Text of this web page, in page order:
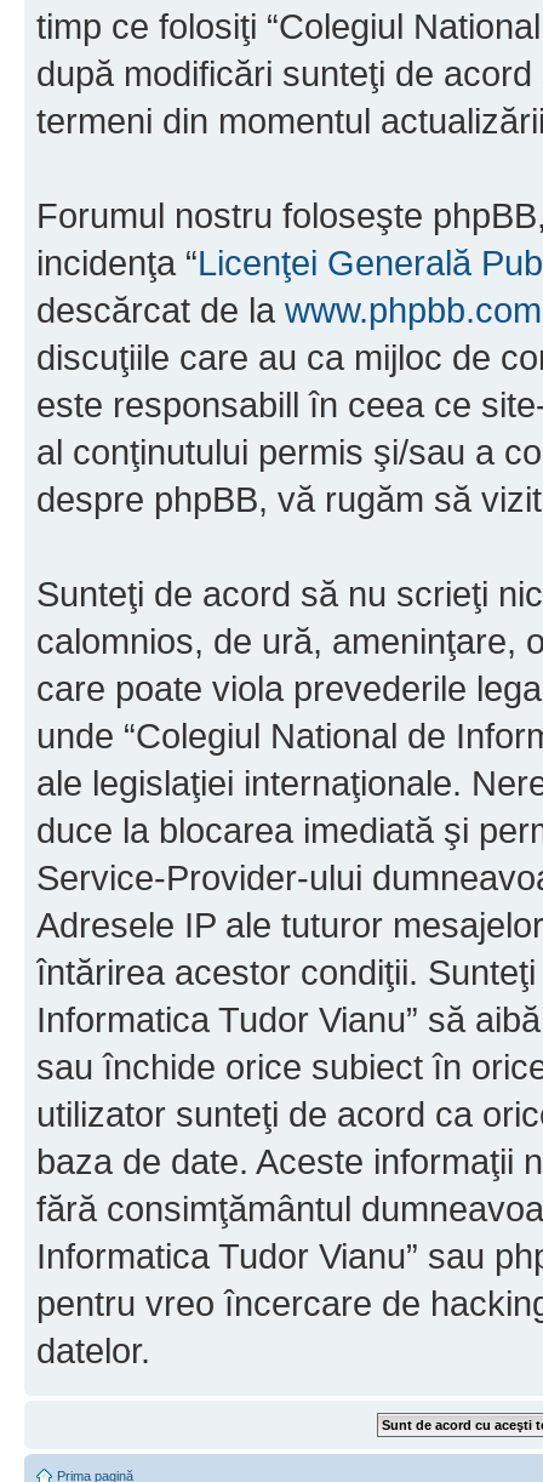
timp ce folosiţi “Colegiul
după modificări sunteţi de
termeni din momentul
Forumul nostru foloseşte
incidenţa “Licenţei Generală
descărcat de la www.phpbb.com
discuţiile care au ca mijloc de
este responsabill în ceea ce
al conţinutului permis şi/sau a
despre phpBB, vă rugăm să
Sunteţi de acord să nu scrieţi
calomnios, de ură, ameninţare,
care poate viola prevederile
unde “Colegiul National de
ale legislaţiei internaţionale.
duce la blocarea imediată şi
Service-Provider-ului
Adresele IP ale tuturor
întărirea acestor condiţii.
Informatica Tudor Vianu” să
sau închide orice subiect în
utilizator sunteţi de acord ca
baza de date. Aceste informaţii
fără consimţământul
Informatica Tudor Vianu” sau
pentru vreo încercare de
datelor.
Prima pagină